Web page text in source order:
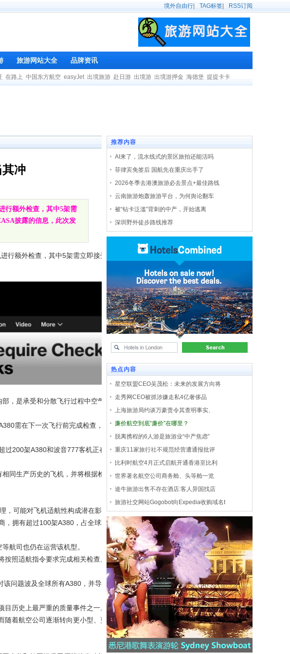
境外自由行 TAG标签 RSS订阅
旅游网站大全 品牌资讯
在路上 中国东方航空 easyJet 出境旅游 赴日游 出境游 出境游押金 海德堡 提提卡卡
冲
行额外检查，其中5架需
披露的信息，此次发
额外检查，其中5架需立即接受检
，是承受和分散飞行过程中空气动力
需在下一次飞行前完成检查，其余
200架A380和波音777客机正在进行
同生产历史的飞机，并将根据检查结
，可能对飞机适航性构成潜在影响。
拥有超过100架A380，占全球现役
航司也仍在运营该机型。
照适航指令要求完成相关检查。
问题波及全球所有A380，并导致航空
历史上最严重的质量事件之一。
着航空公司逐渐转向更小型、更节能
推荐内容
AI来了，流水线式的景区旅拍还能活吗
菲律宾免签后 国航先在重庆出手了
2026冬季去港澳旅游必去景点+最佳路线
云南旅游炮轰旅游平台，为何舆论翻车
被“钻卡泛滥”背刺的中产，开始逃离
深圳野外徒步路线推荐
热点内容
星空联盟CEO吴茂松：未来的发展方向将
走秀网CEO被抓涉嫌走私4亿奢侈品
上海旅游局约谈万豪责令其查明事实、
廉价航空到底“廉价”在哪里？
脱离携程的6人游是旅游业“中产焦虑”
重庆11家旅行社不规范经营遭通报批评
比利时航空4月正式启航开通香港至比利
世界著名航空公司商务舱、头等舱一览
途牛旅游出售不存在酒店:客人异国找店
旅游社交网站Gogobot向Expedia收购域名t